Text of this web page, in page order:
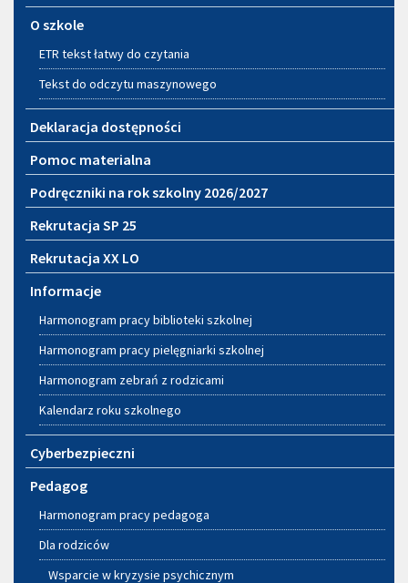
O szkole
ETR tekst łatwy do czytania
Tekst do odczytu maszynowego
Deklaracja dostępności
Pomoc materialna
Podręczniki na rok szkolny 2026/2027
Rekrutacja SP 25
Rekrutacja XX LO
Informacje
Harmonogram pracy biblioteki szkolnej
Harmonogram pracy pielęgniarki szkolnej
Harmonogram zebrań z rodzicami
Kalendarz roku szkolnego
Cyberbezpieczni
Pedagog
Harmonogram pracy pedagoga
Dla rodziców
Wsparcie w kryzysie psychicznym